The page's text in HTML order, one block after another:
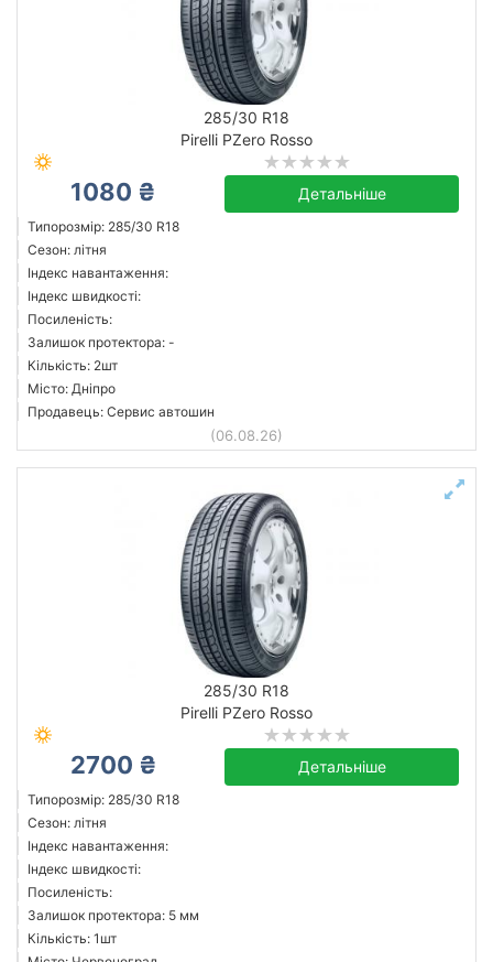
285/30 R18
Pirelli PZero Rosso
1080 ₴ Детальніше
Типорозмір: 285/30 R18
Сезон: літня
Індекс навантаження:
Індекс швидкості:
Посиленість:
Залишок протектора: -
Кількість: 2шт
Місто: Дніпро
Продавець: Сервис автошин
(06.08.26)
285/30 R18
Pirelli PZero Rosso
2700 ₴ Детальніше
Типорозмір: 285/30 R18
Сезон: літня
Індекс навантаження:
Індекс швидкості:
Посиленість:
Залишок протектора: 5 мм
Кількість: 1шт